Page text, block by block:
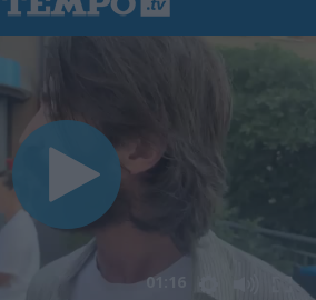
01:16